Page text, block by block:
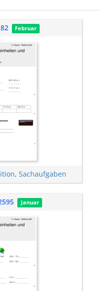
Februar
, Sachaufgaben
Januar